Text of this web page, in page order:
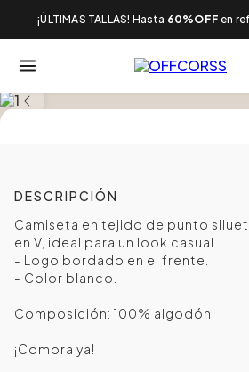
¡ÚLTIMAS TALLAS! Hasta 60%OFF en
DESCRIPCIÓN
Camiseta en tejido de punto
en V, ideal para un look casual.
- Logo bordado en el frente.
- Color blanco.
Composición: 100% algodón
¡Compra ya!